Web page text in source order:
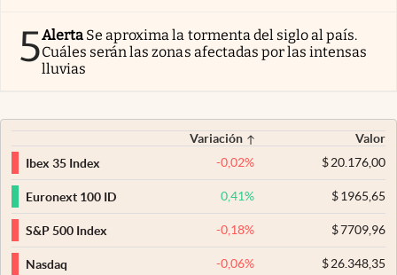
5Alerta Se aproxima la tormenta del siglo al país.
Cuáles serán las zonas afectadas por las intensas
lluvias
Variación
Valor
Ibex 35 Index
-0,02% $20.176,00
Euronext 100 ID 0,41% $1965,65
S&P 500 Index -0,18% $7709,96
Nasdaq -0,06% $26.348,35